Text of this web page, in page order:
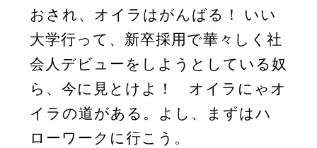
おされ、オイラはがんばる！ いい
大学行って、新卒採用で華々しく社
会人デビューをしようとしている奴
ら、今に見とけよ！ オイラにゃオ
イラの道がある。よし、まずはハ
ローワークに行こう。